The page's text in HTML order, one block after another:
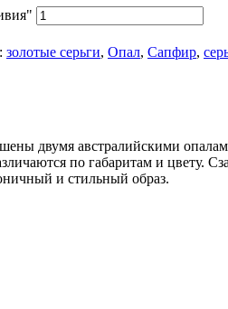
золотые серьги, Опал, Сапфир,
двумя австралийскими
по габаритам и цвету.
и стильный образ.